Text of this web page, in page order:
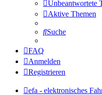
Unbeantwortete
Aktive Themen
Suche
FAQ
Anmelden
Registrieren
efa - elektronisches